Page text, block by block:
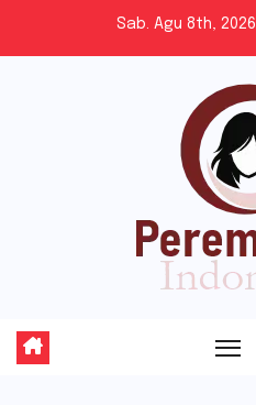
Sab. Agu 8th, 2026